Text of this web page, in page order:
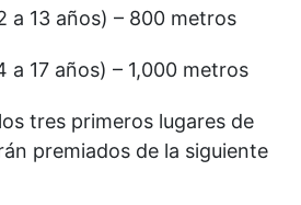
a 13 años) – 800 metros
a 17 años) – 1,000 metros
tres primeros lugares de
premiados de la siguiente